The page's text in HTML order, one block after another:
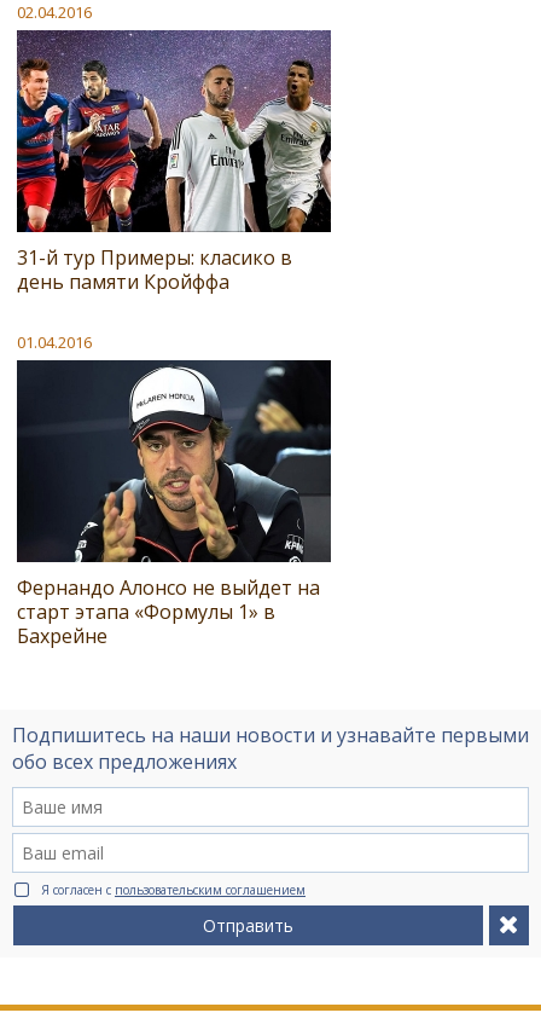
02.04.2016
31-й тур Примеры: класико в
день памяти Кройффа
01.04.2016
Фернандо Алонсо не выйдет на
старт этапа «Формулы 1» в
Бахрейне
Подпишитесь на наши новости и узнавайте первыми
обо всех предложениях
Я согласен с пользовательским соглашением
Отправить